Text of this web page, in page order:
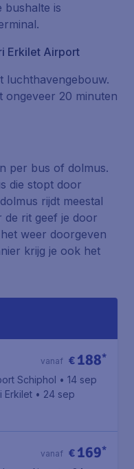
bushalte is
Erkilet Airport
luchthavengebouw.
ongeveer 20 minuten
per bus of dolmus.
die stopt door
rijdt meestal
de rit geef je door
weer doorgeven
krijg je ook het
€ 188*
vanaf
Schiphol • 14 sep
Erkilet • 24 sep
€ 169*
vanaf